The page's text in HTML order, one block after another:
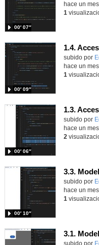
00′ 07″
hace un mes
1
Contenido
subido por
00′ 09″
hace un mes
1
1.3.
Contenido
subido por
00′ 06″
hace un mes
2
Contenido
subido por
00′ 10″
hace un mes
1
Contenido
subido por